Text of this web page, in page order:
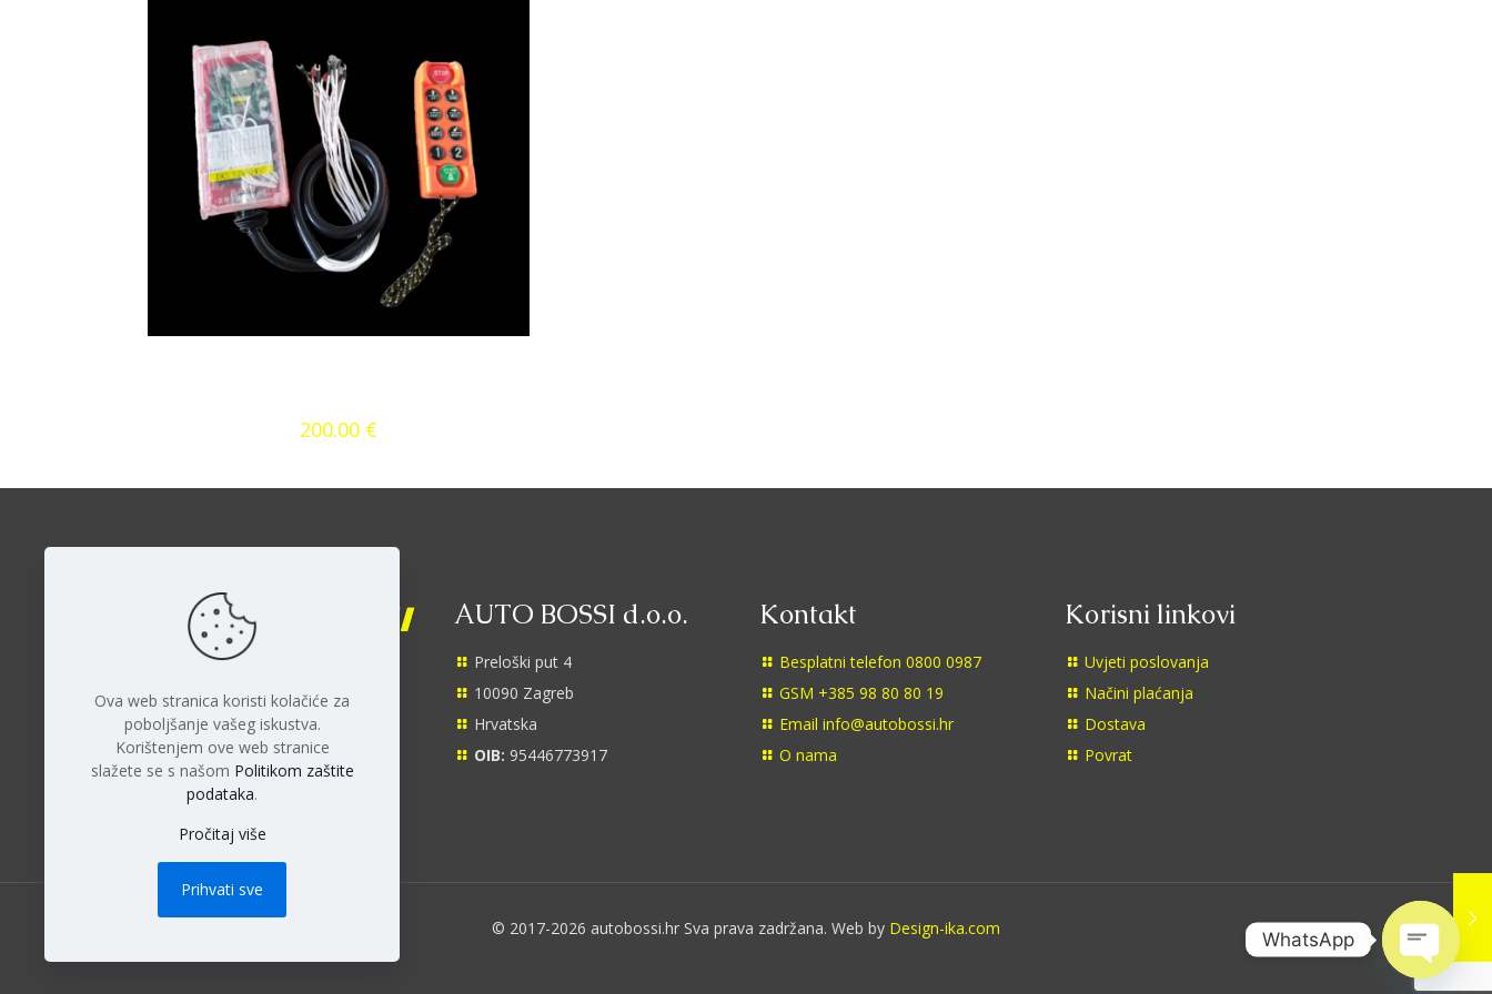
200.00 €
Facebook
YouTube
Instagram
TikTok
AUTO BOSSI d.o.o.
Preloški put 4
10090 Zagreb
Hrvatska
OIB: 95446773917
Kontakt
Besplatni telefon 0800 0987
GSM +385 98 80 80 19
Email info@autobossi.hr
O nama
Korisni linkovi
Uvjeti poslovanja
Načini plaćanja
Dostava
Povrat
© 2017-2026 autobossi.hr Sva prava zadržana. Web by Design-ika.com
Ova web stranica koristi kolačiće za
poboljšanje vašeg iskustva.
Korištenjem ove web stranice
slažete se s našom Politikom zaštite
podataka.
Pročitaj više
Prihvati sve
WhatsApp